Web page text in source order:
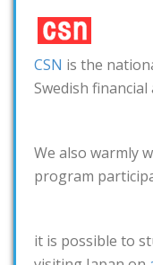
CSN is the
Swedish
We also warmly
program
it is possible to